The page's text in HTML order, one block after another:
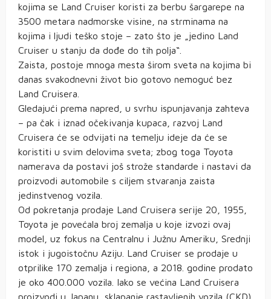
kojima se Land Cruiser koristi za berbu šargarepe na
3500 metara nadmorske visine, na strminama na
kojima i ljudi teško stoje – zato što je „jedino Land
Cruiser u stanju da dođe do tih polja“.
Zaista, postoje mnoga mesta širom sveta na kojima bi
danas svakodnevni život bio gotovo nemoguć bez
Land Cruisera
Gledajući prema napred, u svrhu ispunjavanja zahteva
– pa čak i iznad očekivanja kupaca, razvoj Land
Cruisera će se odvijati na temelju ideje da će se
koristiti u svim delovima sveta; zbog toga Toyota
namerava da postavi još strože standarde i nastavi da
proizvodi automobile s ciljem stvaranja zaista
jedinstvenog vozila.
Od pokretanja prodaje Land Cruisera serije 20, 1955,
Toyota je povećala broj zemalja u koje izvozi ovaj
model, uz fokus na Centralnu i Južnu Ameriku, Srednji
istok i jugoistočnu Aziju. Land Cruiser se prodaje u
otprilike 170 zemalja i regiona, a 2018. godine prodato
je oko 400.000 vozila. Iako se većina Land Cruisera
proizvodi u Japanu, sklapanje rastavljenih vozila (CKD)